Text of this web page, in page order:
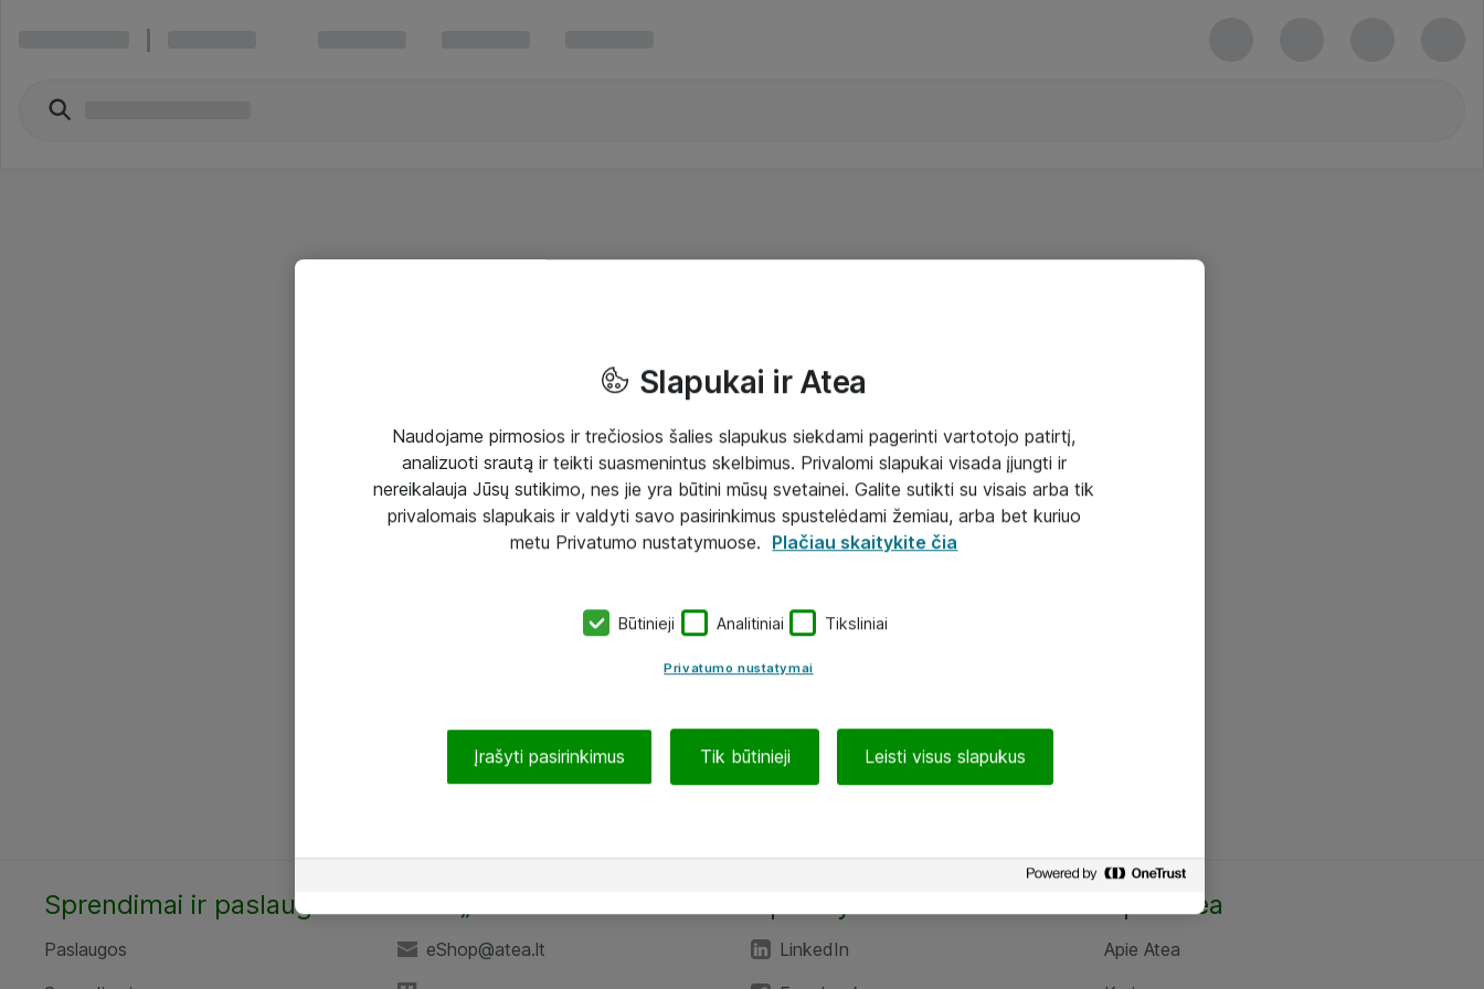
Sprendimai ir paslaugos
Paslaugos
eShop@atea.lt
LinkedIn
Apie Atea
Apie Atea
Slapukai ir Atea
Naudojame pirmosios ir trečiosios šalies slapukus siekdami pagerinti vartotojo patirtį,
analizuoti srautą ir teikti suasmenintus skelbimus. Privalomi slapukai visada įjungti ir
nereikalauja Jūsų sutikimo, nes jie yra būtini mūsų svetainei. Galite sutikti su visais arba tik
privalomais slapukais ir valdyti savo pasirinkimus spustelėdami žemiau, arba bet kuriuo
metu Privatumo nustatymuose. Plačiau skaitykite čia
Būtinieji Analitiniai Tiksliniai
Privatumo nustatymai
Įrašyti pasirinkimus Tik būtinieji Leisti visus slapukus